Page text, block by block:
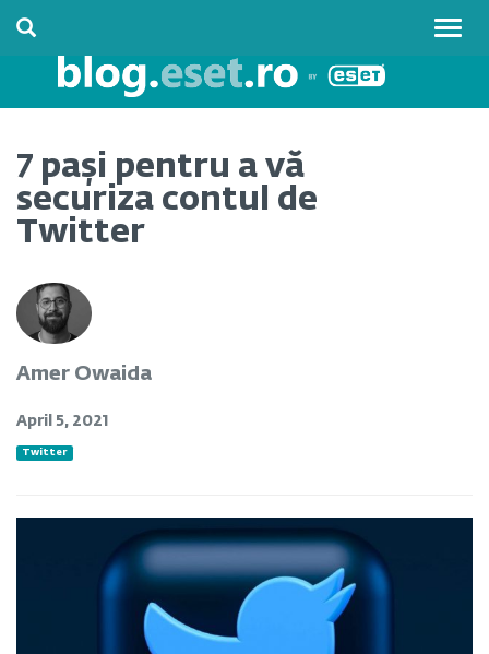
7 pași pentru a vă
securiza contul de
Twitter
Amer Owaida
April 5, 2021
Twitter